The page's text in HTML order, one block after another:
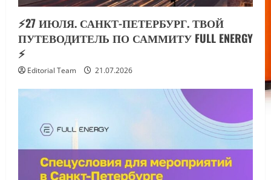
⚡️27 ИЮЛЯ. САНКТ-ПЕТЕРБУРГ. ТВОЙ
ПУТЕВОДИТЕЛЬ ПО САММИТУ FULL ENERGY
⚡️
Editorial Team 21.07.2026